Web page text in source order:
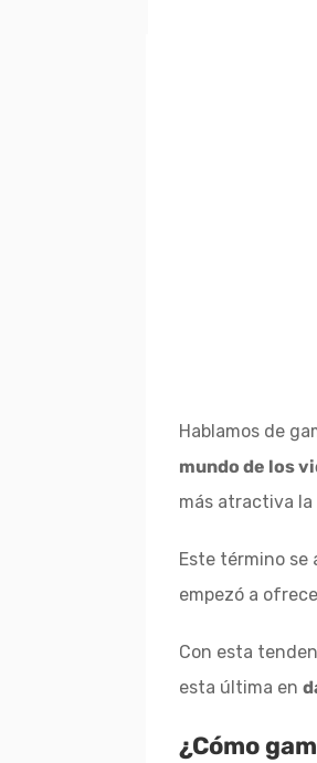
Hablamos de
mundo de los
más atractiva
Este término se
empezó a
Con esta
esta última en
¿Cómo